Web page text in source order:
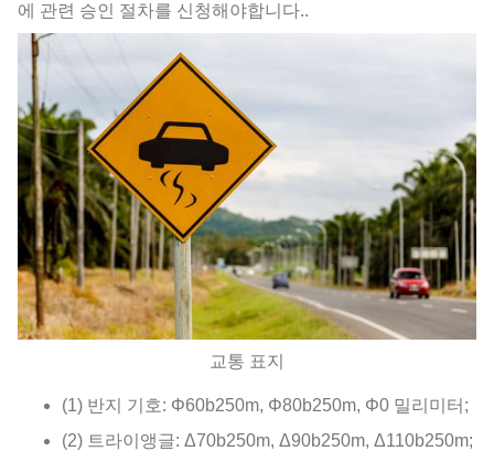
에 관련 승인 절차를 신청해야합니다..
교통 표지
(1) 반지 기호: Φ60b250m, Φ80b250m, Φ0 밀리미터;
(2) 트라이앵글: Δ70b250m, Δ90b250m, Δ110b250m;